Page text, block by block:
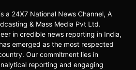
a 24X7 National News Channel, A
& Mass Media Pvt Ltd.
in credible news reporting in India,
emerged as the most respected
Our commitment lies in
reporting and engaging